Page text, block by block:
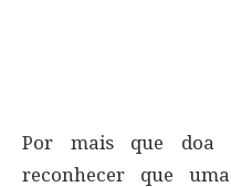
Por mais que doa
reconhecer que